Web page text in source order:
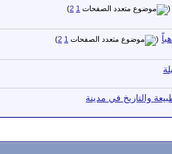
(
1
2
)
(
1
2
)
والتاريخ في مدينة